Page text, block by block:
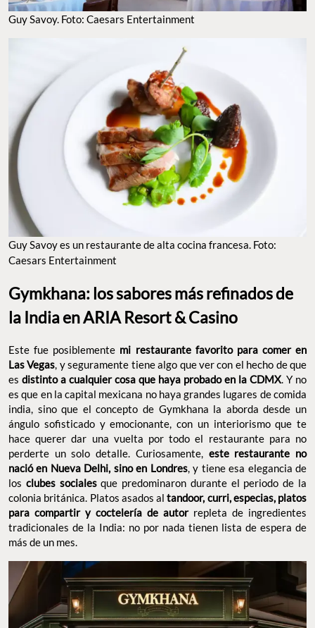
GUY SAVOY ES UN RESTAURANTE DE ALTA COCINA FRANCESA. FOTO: CAESARS
ENTERTAINMENT
Gymkhana: los sabores más refinados de
la India en ARIA Resort & Casino
Este fue posiblementemi restaurante favorito para comer en
Las Vegas
, y seguramente tiene algo que ver con el hecho de que
esdistinto a cualquier cosa que haya probado en la CDMX
no es que en la capital mexicana no haya grandes lugares de
comida india, sino que el concepto de Gymkhana la aborda desde
un ángulo sofisticado y emocionante, con un interiorismo que te
hace querer dar una vuelta por todo el restaurante para no
nació en Nueva Delhi, sino en Londres, y tiene esa elegancia de
los
colonia británica. Platos asados altandoor, curri, especias,
ingredientes tradicionales de la India: no por nada tienen lista de
espera de más de un mes.
FOTO: GYMKHANA